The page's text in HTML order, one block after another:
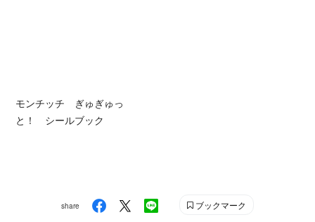
モンチッチ ぎゅぎゅっ
と！ シールブック
share ブックマーク